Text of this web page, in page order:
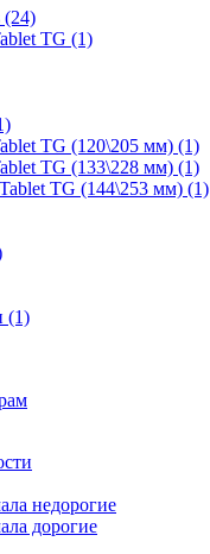
(24)
TG (1)
TG (120\205 мм) (1)
TG (133\228 мм) (1)
TG (144\253 мм) (1)
(1)
недорогие
дорогие